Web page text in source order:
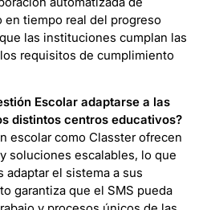
tiempo real del progreso
las instituciones cumplan las
requisitos de cumplimiento
Escolar adaptarse a las
distintos centros educativos?
escolar como Classter ofrecen
soluciones escalables, lo que
el sistema a sus
garantiza que el SMS pueda